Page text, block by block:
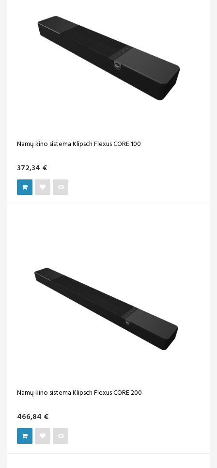
Namų kino sistema Klipsch Flexus CORE 100
372,34 €
Namų kino sistema Klipsch Flexus CORE 200
466,84 €